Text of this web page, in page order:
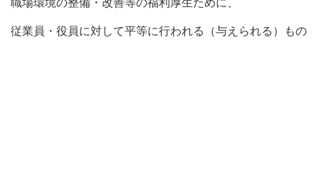
職場環境の整備・改善等の福利厚生ために、
従業員・役員に対して平等に行われる（与えられる）もの